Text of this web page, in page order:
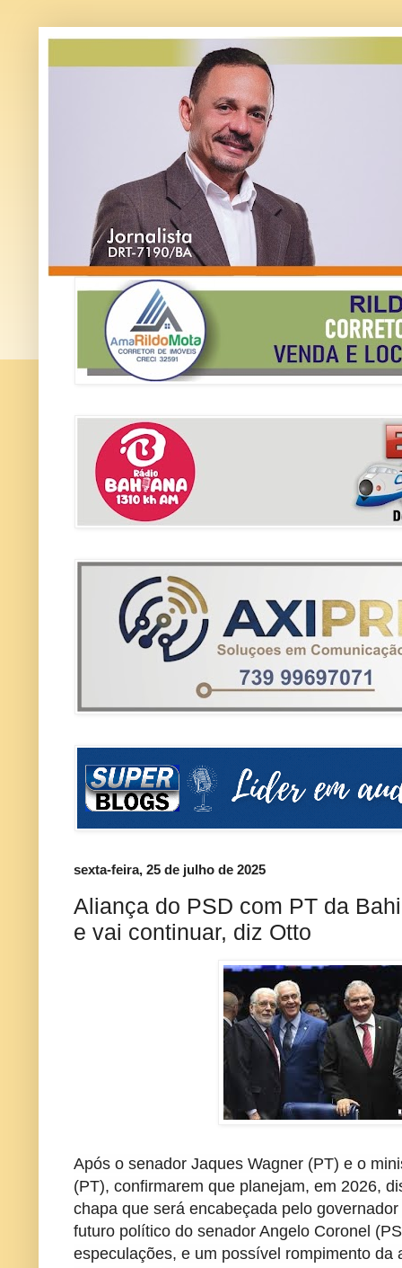
sexta-feira, 25 de julho de 2025
Aliança do PSD com PT da
e vai continuar, diz Otto
Após o senador Jaques Wagner (PT) e o
(PT), confirmarem que planejam, em 2026,
chapa que será encabeçada pelo
futuro político do senador Angelo Coronel
especulações, e um possível rompimento da